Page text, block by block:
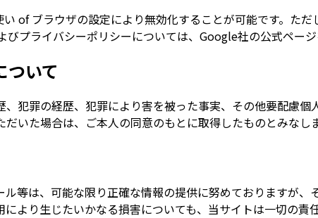
of ブラウザの設定により無効化することが可能です。た
プライバシーポリシーについては、Google社の公式ページ
ついて
犯罪の経歴、犯罪により害を被った事実、その他要配慮
いた場合は、ご本人の同意のもとに取得したものとみなしま
等は、可能な限り正確な情報の提供に努めておりますが
より生じたいかなる損害についても、当サイトは一切の